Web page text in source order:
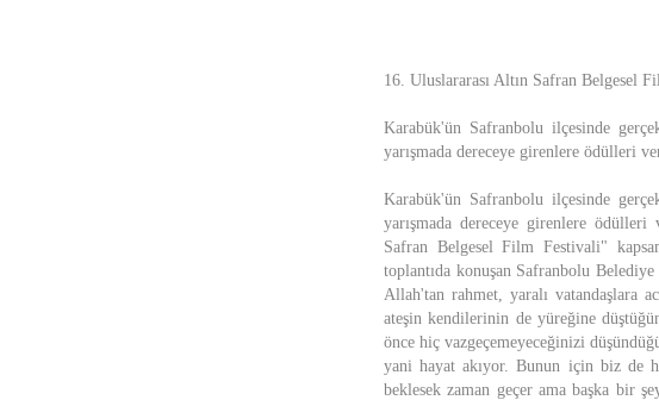
16. Uluslararası Altın Safran Belgesel
Karabük'ün Safranbolu ilçesinde
yarışmada dereceye girenlere ödülleri
Karabük'ün Safranbolu ilçesinde
yarışmada dereceye girenlere
Safran Belgesel Film Festivali"
toplantıda konuşan Safranbolu Belediye
Allah'tan rahmet, yaralı vatandaşlara
ateşin kendilerinin de yüreğine
önce hiç vazgeçemeyeceğinizi
yani hayat akıyor. Bunun için biz de
beklesek zaman geçer ama başka bir